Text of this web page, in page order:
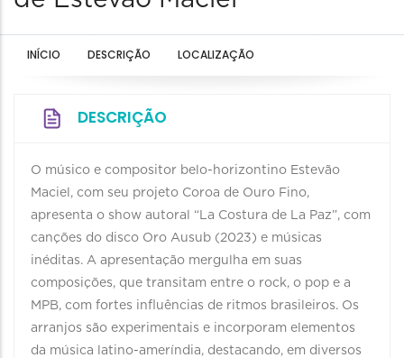
INÍCIO DESCRIÇÃO LOCALIZAÇÃO
DESCRIÇÃO
O músico e compositor belo-horizontino Estevão
Maciel, com seu projeto Coroa de Ouro Fino,
apresenta o show autoral “La Costura de La Paz”, com
canções do disco Oro Ausub (2023) e músicas
inéditas. A apresentação mergulha em suas
composições, que transitam entre o rock, o pop e a
MPB, com fortes influências de ritmos brasileiros. Os
arranjos são experimentais e incorporam elementos
da música latino-ameríndia, destacando, em diversos